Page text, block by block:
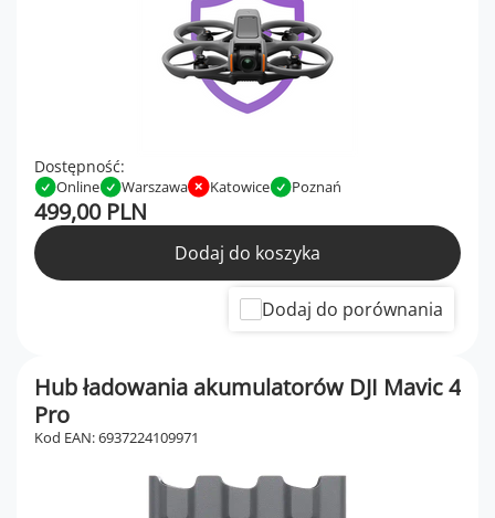
Dostępność:
Online Warszawa Katowice Poznań
499,00 PLN
Dodaj do koszyka
Dodaj do porównania
Hub ładowania akumulatorów DJI Mavic 4
Pro
Kod EAN: 6937224109971